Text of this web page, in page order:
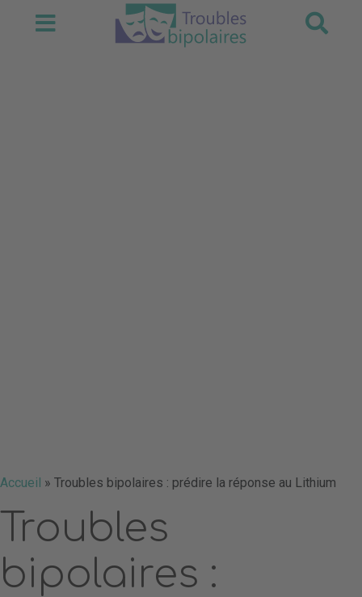
Accueil » Troubles bipolaires : prédire la réponse au Lithium
Troubles
bipolaires :